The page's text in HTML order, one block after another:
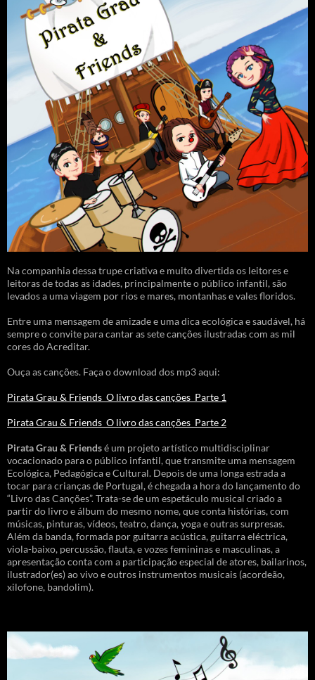
Na companhia dessa trupe criativa e muito divertida os leitores e
leitoras de todas as idades, principalmente o público infantil, são
levados a uma viagem por rios e mares, montanhas e vales floridos.
Entre uma mensagem de amizade e uma dica ecológica e saudável, há
sempre o convite para cantar as sete canções ilustradas com as mil
cores do Acreditar.
Ouça as canções. Faça o download dos mp3 aqui:
Pirata Grau & Friends_O livro das canções_Parte 1
Pirata Grau & Friends_O livro das canções_Parte 2
Pirata Grau & Friendsé um projeto artístico multidisciplinar
vocacionado para o público infantil, que transmite uma mensagem
Ecológica, Pedagógica e Cultural. Depois de uma longa estrada a
tocar para crianças de Portugal, é chegada a hora do lançamento do
“Livro das Canções”. Trata-se de um espetáculo musical criado a
partir do livro e álbum do mesmo nome, que conta histórias, com
músicas, pinturas, vídeos, teatro, dança, yoga e outras surpresas.
Além da banda, formada por guitarra acústica, guitarra eléctrica,
viola-baixo, percussão, flauta, e vozes femininas e masculinas, a
apresentação conta com a participação especial de atores, bailarinos,
ilustrador(es) ao vivo e outros instrumentos musicais (acordeão,
xilofone, bandolim).